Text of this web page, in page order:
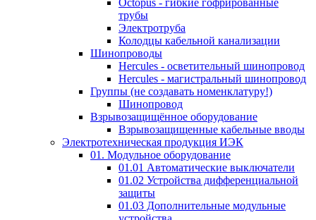
трубы
Электротруба
Колодцы кабельной канализации
Шинопроводы
Hercules - осветительный шинопровод
Hercules - магистральный шинопровод
Группы (не создавать номенклатуру!)
Шинопровод
Взрывозащищённое оборудование
Взрывозащищенные кабельные вводы
Электротехническая продукция ИЭК
01. Модульное оборудование
01.01 Автоматические выключатели
01.02 Устройства дифференциальной
защиты
01.03 Дополнительные модульные